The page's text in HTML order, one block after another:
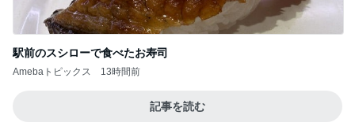
駅前のスシローで食べたお寿司
Amebaトピックス 13時間前
記事を読む